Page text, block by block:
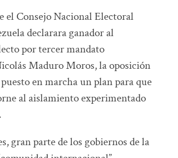
el Consejo Nacional Electoral
declarara ganador al
por tercer mandato
Maduro Moros, la oposición
en marcha un plan para que
al aislamiento experimentado
gran parte de los gobiernos de la